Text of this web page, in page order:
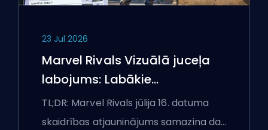
23 Jul 2026
Marvel Rivals Vizuālā juceļa
labojums: Labākie
konkurences iestatījumi pēc
jūlija 16. atjauninājuma
TL;DR: Marvel Rivals jūlija 16. datuma
skaidrības atjauninājums samazina da…